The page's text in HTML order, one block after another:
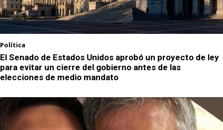
Política
El Senado de Estados Unidos aprobó un proyecto de ley
para evitar un cierre del gobierno antes de las
elecciones de medio mandato